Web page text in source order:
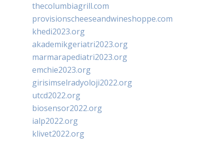
thecolumbiagrill.com
provisionscheeseandwineshoppe.com
khedi2023.org
akademikgeriatri2023.org
marmarapediatri2023.org
emchie2023.org
girisimselradyoloji2022.org
utcd2022.org
biosensor2022.org
ialp2022.org
klivet2022.org